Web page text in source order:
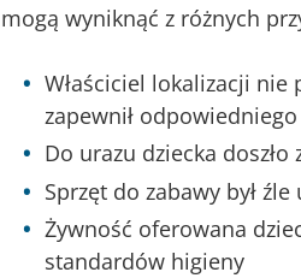
mogą wyniknąć z różnych
Właściciel lokalizacji nie
zapewnił
Do urazu dziecka
Sprzęt do zabawy był
Żywność oferowana
standardów higieny